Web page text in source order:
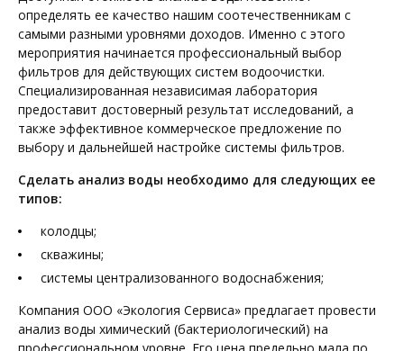
определять ее качество нашим соотечественникам с
самыми разными уровнями доходов. Именно с этого
мероприятия начинается профессиональный выбор
фильтров для действующих систем водоочистки.
Специализированная независимая лаборатория
предоставит достоверный результат исследований, а
также эффективное коммерческое предложение по
выбору и дальнейшей настройке системы фильтров.
Сделать анализ воды необходимо для следующих ее
типов:
колодцы;
скважины;
системы централизованного водоснабжения;
Компания ООО «Экология Сервиса» предлагает провести
анализ воды химический (бактериологический) на